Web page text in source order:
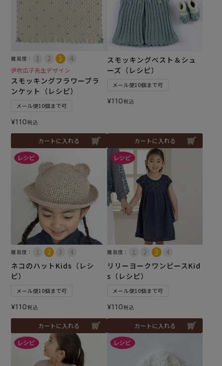
難易度：
伊吹広子先生デザイン
スモッキングフラワーブラ
ンケット（レシピ）
メール便10個まで可
¥110税込
カートに入れる
スモッキングベスト＆シュ
ーズ（レシピ）
メール便10個まで可
¥110税込
カートに入れる
難易度：
ネコのハットKids（レシ
ピ）
メール便10個まで可
¥110税込
カートに入れる
難易度：
リリーヨークワンピースKid
s（レシピ）
メール便10個まで可
¥110税込
カートに入れる